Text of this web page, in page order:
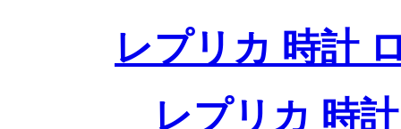
レプリカ 時計
レプリカ 時